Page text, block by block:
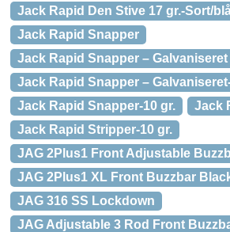
Jack Rapid Den Stive 17 gr.-Sort/
Jack Rapid Snapper
Jack Rapid Snapper – Galvaniseret
Jack Rapid Snapper –
Jack Rapid Snapper-10 gr.
Jack
Jack Rapid Stripper-10 gr.
JAG 2Plus1 Front Adjustable
JAG 2Plus1 XL Front Buzzbar
JAG 316 SS Lockdown
JAG Adjustable 3 Rod Front